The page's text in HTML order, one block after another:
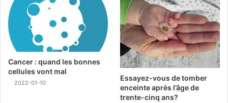
Cancer : quand les bonnes
cellules vont mal
2022-01-10
Essayez-vous de tomber
enceinte après l’âge de
trente-cinq ans?